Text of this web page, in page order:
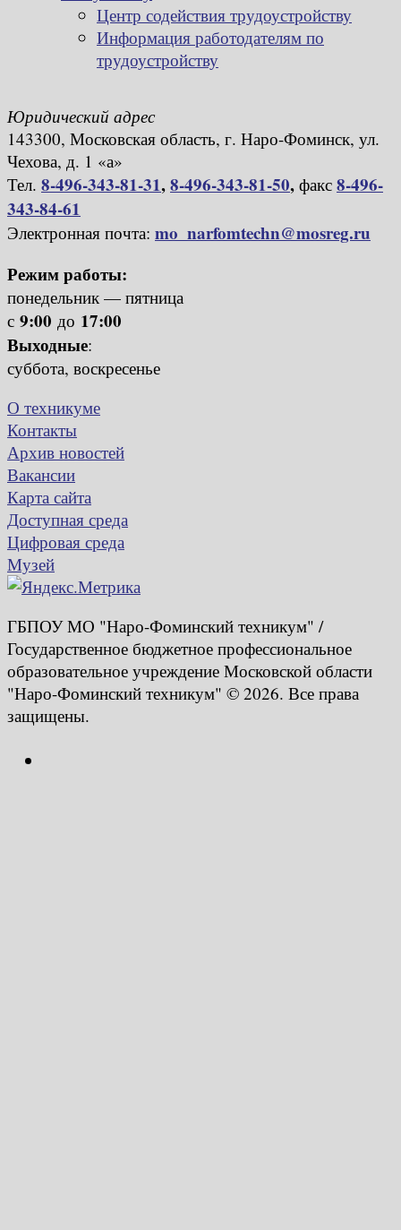
Центр содействия трудоустройству
Информация работодателям по
трудоустройству
Юридический адрес
143300, Московская область, г. Наро-Фоминск, ул.
Чехова, д. 1 «а»
Тел. 8-496-343-81-31,8-496-343-81-50, факс 8-496-
343-84-61
Электронная почта: mo_narfomtechn@mosreg.ru
Режим работы:
понедельник — пятница
с 9:00 до 17:00
Выходные:
суббота, воскресенье
О техникуме
Контакты
Архив новостей
Вакансии
Карта сайта
Доступная среда
Цифровая среда
Музей
ГБПОУ МО "Наро-Фоминский техникум" /
Государственное бюджетное профессиональное
образовательное учреждение Московской области
"Наро-Фоминский техникум" © 2026. Все права
защищены.